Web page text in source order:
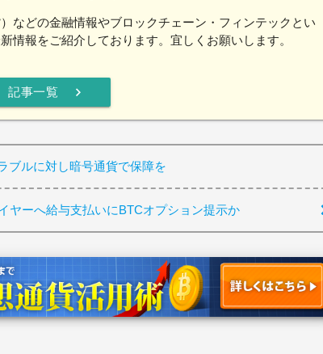
などの金融情報やブロックチェーン・フィンテックとい
情報をご紹介しております。宜しくお願いします。
記事一覧 chevron_right
ブルに対し暗号通貨で保障を
ヤーへ給与支払いにBTCオプション提示か